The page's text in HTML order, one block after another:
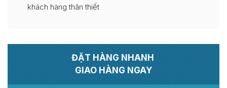
khách hàng thân thiết
ĐẶT HÀNG NHANH
GIAO HÀNG NGAY